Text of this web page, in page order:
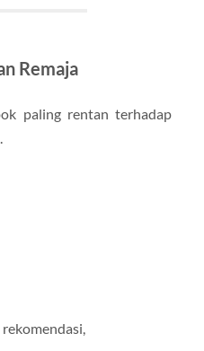
Remaja
paling rentan terhadap